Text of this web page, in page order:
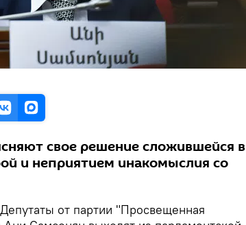
свое решение сложившейся в
и неприятием инакомыслия со
Депутаты от партии "Просвещенная